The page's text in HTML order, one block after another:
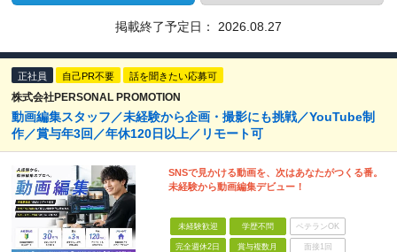
掲載終了予定日： 2026.08.27
正社員 自己PR不要 話を聞きたい応募可
株式会社PERSONAL PROMOTION
動画編集スタッフ／未経験から企画・撮影にも挑戦／YouTube制
作／賞与年3回／年休120日以上／リモート可
SNSで見かける動画を、次はあなたがつくる番。
未経験から動画編集デビュー！
未経験歓迎 学歴不問 ベテランOK
完全週休2日 賞与複数月 面接1回